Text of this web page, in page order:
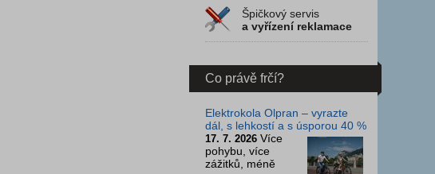
Špičkový servis
a vyřízení reklamace
Co právě frčí?
Elektrokola Olpran – vyrazte
dál, s lehkostí a s úsporou 40 %
17. 7. 2026 Více
pohybu, více
zážitků, méně